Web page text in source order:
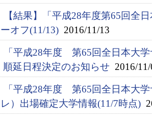
【結果】「平成28年度第65回全
オフ(11/13) 2016/11/13
「平成28年度 第65回全日本大
順延日程決定のお知らせ 2016/
「平成28年度 第65回全日本大
レ）出場確定大学情報(11/7時点)